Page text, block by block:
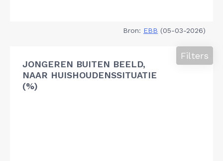
Bron: EBB (05-03-2026)
JONGEREN BUITEN BEELD,
NAAR HUISHOUDENSSITUATIE
(%)
Filters